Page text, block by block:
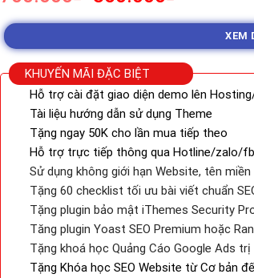
gốc
700.000₫.
hiện
là:
XEM
KHUYẾN MÃI ĐẶC BIỆT
Hỗ trợ cài đặt giao diện demo lên
Tài liệu hướng dẫn sử dụng Theme
Tặng ngay 50K cho lần mua tiếp theo
Hỗ trợ trực tiếp thông qua Hotline/zalo/fb
Sử dụng không giới hạn Website, tên miền
Tặng 60 checklist tối ưu bài viết chuẩn
Tặng plugin bảo mật iThemes Security
Tăng plugin Yoast SEO Premium hoặc
Tặng khoá học Quảng Cáo Google Ads trị
Tặng Khóa học SEO Website từ Cơ bản